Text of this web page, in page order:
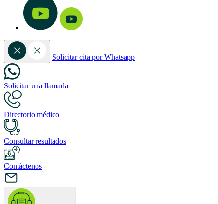
Solicitar cita por Whatsapp
Solicitar una llamada
Directorio médico
Consultar resultados
Contáctenos